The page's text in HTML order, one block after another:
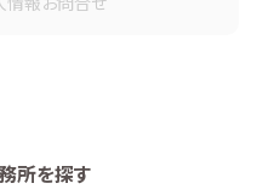
所を探す